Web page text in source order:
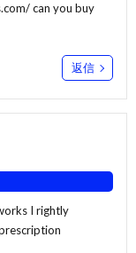
can you buy
返信
I rightly